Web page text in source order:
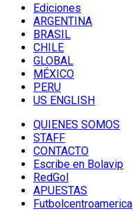
Ediciones
ARGENTINA
BRASIL
CHILE
GLOBAL
MÉXICO
PERU
US ENGLISH
QUIENES SOMOS
STAFF
CONTACTO
Escribe en Bolavip
RedGol
APUESTAS
Futbolcentroamerica